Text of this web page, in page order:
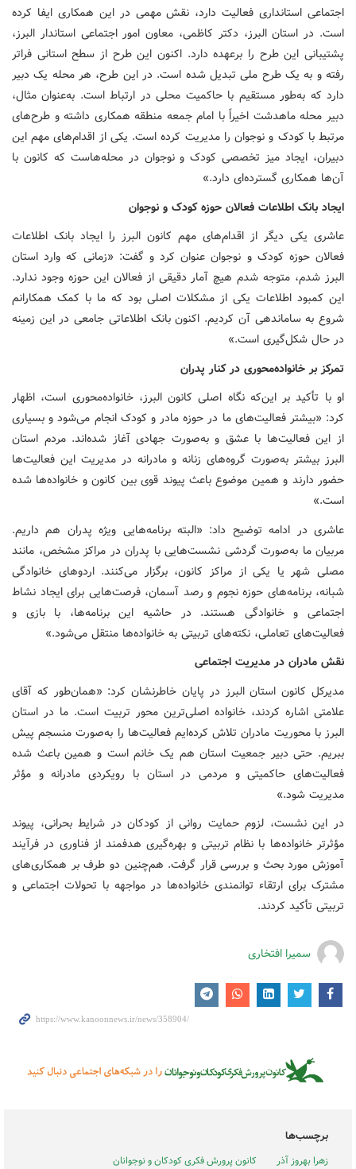
اجتماعی استانداری فعالیت دارد، نقش مهمی در این همکاری ایفا کرده
است. در استان البرز، دکتر کاظمی، معاون امور اجتماعی استاندار البرز،
پشتیبانی این طرح را برعهده دارد. اکنون این طرح از سطح استانی فراتر
رفته و به یک طرح ملی تبدیل شده است. در این طرح، هر محله یک دبیر
دارد که به‌طور مستقیم با حاکمیت محلی در ارتباط است. به‌عنوان مثال،
دبیر محله ماهدشت اخیراً با امام جمعه منطقه همکاری داشته و طرح‌های
مرتبط با کودک و نوجوان را مدیریت کرده است. یکی از اقدام‌های مهم این
دبیران، ایجاد میز تخصصی کودک و نوجوان در محله‌هاست که کانون با
آن‌ها همکاری گسترده‌ای دارد.»
ایجاد بانک اطلاعات فعالان حوزه کودک و نوجوان
عاشری یکی دیگر از اقدام‌های مهم کانون البرز را ایجاد بانک اطلاعات
فعالان حوزه کودک و نوجوان عنوان کرد و گفت: «زمانی که وارد استان
البرز شدم، متوجه شدم هیچ آمار دقیقی از فعالان این حوزه وجود ندارد.
این کمبود اطلاعات یکی از مشکلات اصلی بود که ما با کمک همکارانم
شروع به ساماندهی آن کردیم. اکنون بانک اطلاعاتی جامعی در این زمینه
در حال شکل‌گیری است.»
تمرکز بر خانواده‌محوری در کنار پدران
او با تأکید بر این‌که نگاه اصلی کانون البرز، خانواده‌محوری است، اظهار
کرد: «بیشتر فعالیت‌های ما در حوزه مادر و کودک انجام می‌شود و بسیاری
از این فعالیت‌ها با عشق و به‌صورت جهادی آغاز شده‌اند. مردم استان
البرز بیشتر به‌صورت گروه‌های زنانه و مادرانه در مدیریت این فعالیت‌ها
حضور دارند و همین موضوع باعث پیوند قوی بین کانون و خانواده‌ها شده
است.»
عاشری در ادامه توضیح داد: «البته برنامه‌هایی ویژه پدران هم داریم.
مربیان ما به‌صورت گردشی نشست‌هایی با پدران در مراکز مشخص، مانند
مصلی شهر یا یکی از مراکز کانون، برگزار می‌کنند. اردوهای خانوادگی
شبانه، برنامه‌های حوزه نجوم و رصد آسمان، فرصت‌هایی برای ایجاد نشاط
اجتماعی و خانوادگی هستند. در حاشیه این برنامه‌ها، با بازی و
فعالیت‌های تعاملی، نکته‌های تربیتی به خانواده‌ها منتقل می‌شود.»
نقش مادران در مدیریت اجتماعی
مدیرکل کانون استان البرز در پایان خاطرنشان کرد: «همان‌طور که آقای
علامتی اشاره کردند، خانواده اصلی‌ترین محور تربیت است. ما در استان
البرز با محوریت مادران تلاش کرده‌ایم فعالیت‌ها را به‌صورت منسجم پیش
ببریم. حتی دبیر جمعیت استان هم یک خانم است و همین باعث شده
فعالیت‌های حاکمیتی و مردمی در استان با رویکردی مادرانه و مؤثر
مدیریت شود.»
در این نشست، لزوم حمایت روانی از کودکان در شرایط بحرانی، پیوند
مؤثرتر خانواده‌ها با نظام تربیتی و بهره‌گیری هدفمند از فناوری در فرآیند
آموزش مورد بحث و بررسی قرار گرفت. هم‌چنین دو طرف بر همکاری‌های
مشترک برای ارتقاء توانمندی خانواده‌ها در مواجهه با تحولات اجتماعی و
تربیتی تأکید کردند.
سمیرا افتخاری
برچسب‌ها
زهرا بهروز آذر
کانون پرورش فکری کودکان و نوجوانان